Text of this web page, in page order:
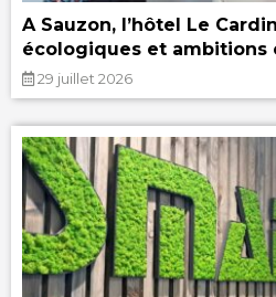
A Sauzon, l’hôtel Le
écologiques et ambitions
29 juillet 2026